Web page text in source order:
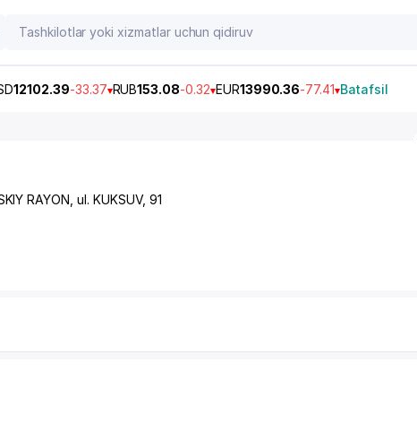
12102.39-33.37 RUB153.08-0.32 EUR13990.36-77.41 Batafsil
RAYON ul. KUKSUV, 91